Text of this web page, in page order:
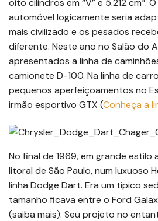
oito cilindros em “V” e 5.212 cm³.
automóvel logicamente seria
mais civilizado e os pesados
diferente. Neste ano no Salão do
apresentados a linha de
camionete D-100. Na linha de
pequenos aperfeiçoamentos no
irmão esportivo GTX (Conheça a
No final de 1969, em grande estilo
litoral de São Paulo, num luxuoso
linha Dodge Dart. Era um típico
tamanho ficava entre o Ford
(saiba mais). Seu projeto no